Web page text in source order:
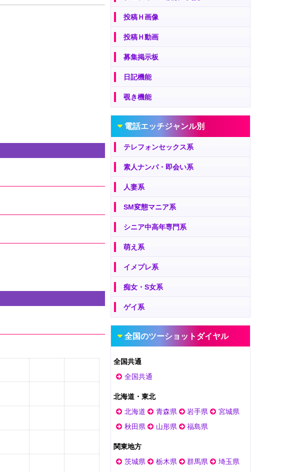
投稿Ｈ画像
投稿Ｈ動画
募集掲示板
日記機能
覗き機能
電話エッチジャンル別
テレフォンセックス系
素人ナンパ・即会い系
人妻系
SM変態マニア系
シニア中高年専門系
萌え系
イメプレ系
痴女・S女系
ゲイ系
全国のツーショットダイヤル
全国共通
全国共通
北海道・東北
北海道
青森県 岩手県
宮城県
秋田県
山形県 福島県
関東地方
茨城県
栃木県 群馬県
埼玉県